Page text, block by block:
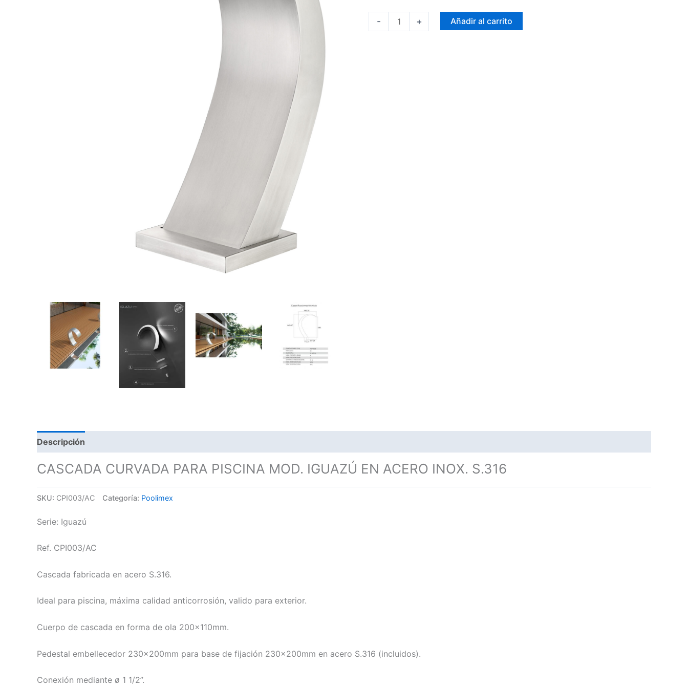
- + Añadir al carrito
Descripción
CASCADA CURVADA PARA PISCINA MOD. IGUAZÚ EN ACERO INOX. S.316
SKU: CPI003/AC Categoría: Poolimex
Serie: Iguazú
Ref. CPI003/AC
Cascada fabricada en acero S.316.
Ideal para piscina, máxima calidad anticorrosión, valido para exterior.
Cuerpo de cascada en forma de ola 200x110mm.
Pedestal embellecedor 230x200mm para base de fijación 230x200mm en acero S.316 (incluidos).
Conexión mediante ø 1 1/2”.